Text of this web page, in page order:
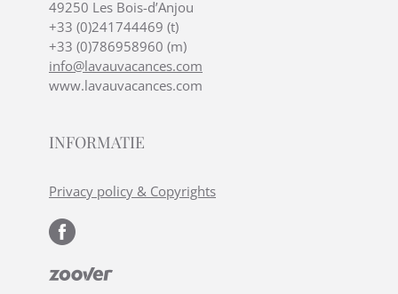
49250 Les Bois-d’Anjou
+33 (0)241744469 (t)
+33 (0)786958960 (m)
info@lavauvacances.com
www.lavauvacances.com
INFORMATIE
Privacy policy & Copyrights